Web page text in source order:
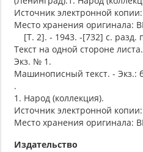
Источник электронной
Место хранения оригинала:
[Т. 2]. - 1943. -[732] с. разд.
Текст на одной стороне листа.
Экз. № 1.
Машинописный текст. - Экз.:
.
1. Народ (коллекция).
Источник электронной
Место хранения оригинала:
Издательство